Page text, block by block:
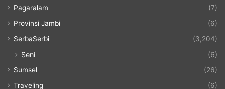
Pagaralam
(7)
Provinsi Jambi
(6)
SerbaSerbi
(3,204)
Seni (6)
Sumsel
(26)
Traveling
(6)